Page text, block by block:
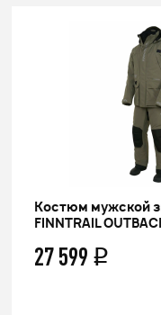
Костюм мужской
FINNTRAIL
27 599 q